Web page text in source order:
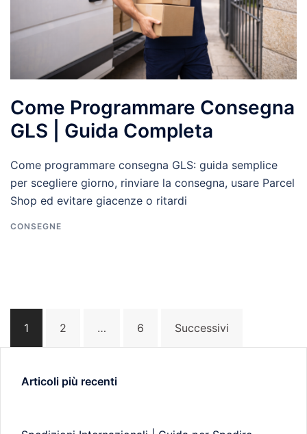
Come Programmare Consegna
GLS | Guida Completa
Come programmare consegna GLS: guida semplice
per scegliere giorno, rinviare la consegna, usare Parcel
Shop ed evitare giacenze o ritardi
CONSEGNE
degli
1 2 … 6 Successivi
Articoli più recenti